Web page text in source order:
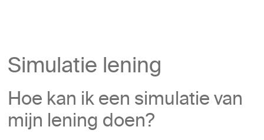
Simulatie lening
Hoe kan ik een simulatie van
mijn lening doen?